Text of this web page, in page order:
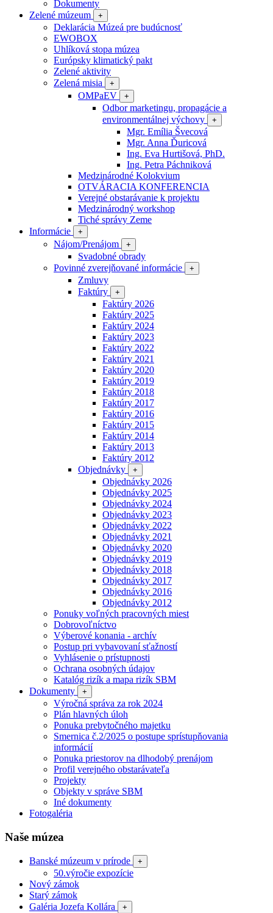
Dokumenty
Zelené múzeum
+
Deklarácia Múzeá pre budúcnosť
EWOBOX
Uhlíková stopa múzea
Európsky klimatický pakt
Zelené aktivity
Zelená misia
+
OMPaEV +
Odbor marketingu, propagácie a
environmentálnej výchovy
+
Mgr. Emília Švecová
Mgr. Anna Ďuricová
Ing. Eva Hurtišová, PhD.
Ing. Petra Páchniková
Medzinárodné Kolokvium
OTVÁRACIA KONFERENCIA
Verejné obstarávanie k projektu
Medzinárodný workshop
Tiché správy Zeme
Informácie
+
Nájom/Prenájom +
Svadobné obrady
Povinné zverejňované informácie
+
Zmluvy
Faktúry
+
Faktúry 2026
Faktúry 2025
Faktúry 2024
Faktúry 2023
Faktúry 2022
Faktúry 2021
Faktúry 2020
Faktúry 2019
Faktúry 2018
Faktúry 2017
Faktúry 2016
Faktúry 2015
Faktúry 2014
Faktúry 2013
Faktúry 2012
Objednávky
+
Objednávky 2026
Objednávky 2025
Objednávky 2024
Objednávky 2023
Objednávky 2022
Objednávky 2021
Objednávky 2020
Objednávky 2019
Objednávky 2018
Objednávky 2017
Objednávky 2016
Objednávky 2012
Ponuky voľných pracovných miest
Dobrovoľníctvo
Výberové konania - archív
Postup pri vybavovaní sťažností
Vyhlásenie o prístupnosti
Ochrana osobných údajov
Katalóg rizík a mapa rizík SBM
Dokumenty
+
Výročná správa za rok 2024
Plán hlavných úloh
Ponuka prebytočného majetku
Smernica č.2/2025 o postupe sprístupňovania
informácií
Ponuka priestorov na dlhodobý prenájom
Profil verejného obstarávateľa
Projekty
Objekty v správe SBM
Iné dokumenty
Fotogaléria
Naše múzea
Banské múzeum v prírode +
50.výročie expozície
Nový zámok
Starý zámok
Galéria Jozefa Kollára
+